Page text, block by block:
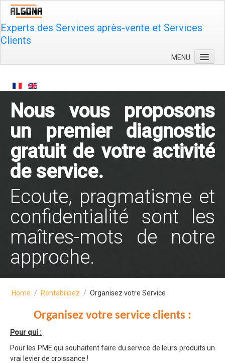
Experts des Services après-vente et Services
Clients
MENU
Rentabilisez
Formez
Innovez
Contactez-nous
Nous vous proposons
un premier diagnostic
gratuit de votre activité
de service.
Ecoute, pragmatisme et
confidentialité sont les
maîtres-mots de notre
approche.
Home / Rentabilisez / Organisez votre Service
Organisez votre service clients :
Pour qui :
Pour les PME qui souhaitent faire du service de leurs produits un
vrai levier de croissance !